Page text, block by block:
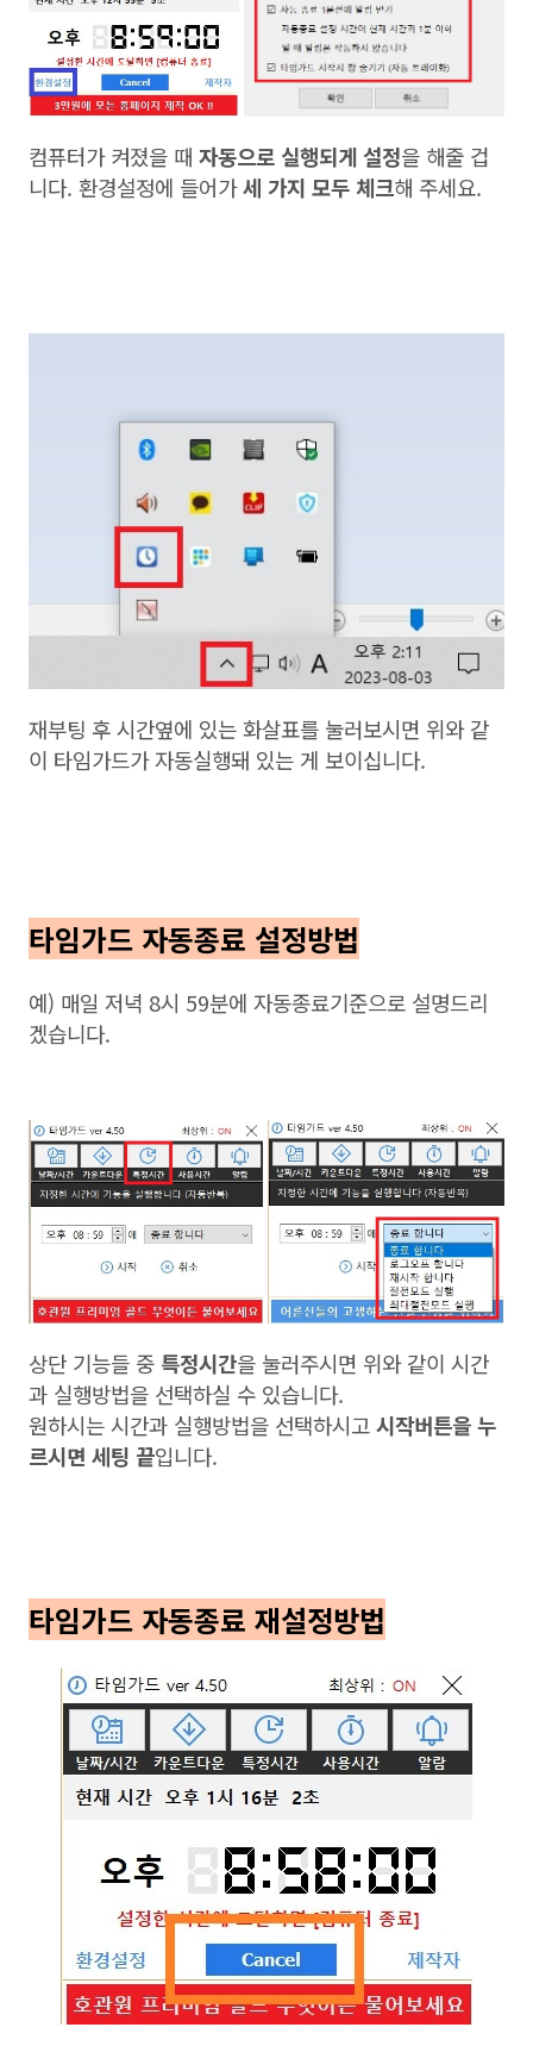
컴퓨터가 켜졌을 때 자동으로 실행되게 설정을 해줄 겁
니다. 환경설정에 들어가세 가지 모두 체크해 주세요.
재부팅 후 시간옆에 있는 화살표를 눌러보시면 위와 같
이 타임가드가 자동실행돼 있는 게 보이십니다.
타임가드 자동종료 설정방법
예) 매일 저녁 8시 59분에 자동종료기준으로 설명드리
겠습니다.
상단 기능들 중 특정시간을 눌러주시면 위와 같이 시간
과 실행방법을 선택하실 수 있습니다.
원하시는 시간과 실행방법을 선택하시고시작버튼을 누
르시면 세팅 끝입니다.
타임가드 자동종료 재설정방법